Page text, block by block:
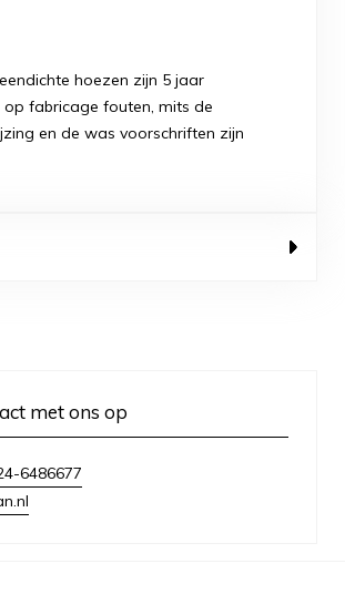
hoezen zijn 5 jaar
fabricage fouten, mits de
en de was voorschriften zijn
met ons op
6486677